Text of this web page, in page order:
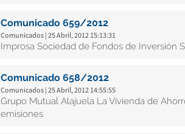
Comunicado 659/2012
Comunicados | 25 Abril, 2012 15:13:31
Improsa Sociedad de Fondos de Inversión
Comunicado 658/2012
Comunicados | 25 Abril, 2012 14:55:55
Grupo Mutual Alajuela La Vivienda de
emisiones